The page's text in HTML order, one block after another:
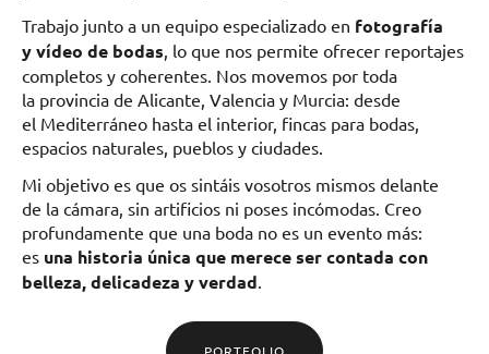
Trabajo junto a un equipo especializado en fotografía
y vídeo de bodas , lo que nos permite ofrecer reportajes
completos y coherentes. Nos movemos por toda
la provincia de Alicante, Valencia y Murcia: desde
el Mediterráneo hasta el interior, fincas para bodas,
espacios naturales, pueblos y ciudades.
Mi objetivo es que os sintáis vosotros mismos delante
de la cámara, sin artificios ni poses incómodas. Creo
profundamente que una boda no es un evento más:
es una historia única que merece ser contada con
belleza, delicadeza y verdad